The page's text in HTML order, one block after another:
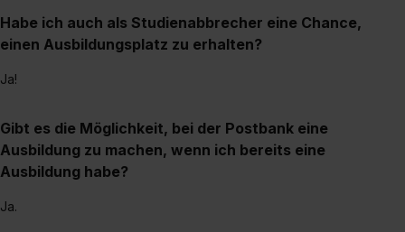
Habe ich auch als Studienabbrecher eine Chance,
einen Ausbildungsplatz zu erhalten?
Ja!
Gibt es die Möglichkeit, bei der Postbank eine
Ausbildung zu machen, wenn ich bereits eine
Ausbildung habe?
Ja.